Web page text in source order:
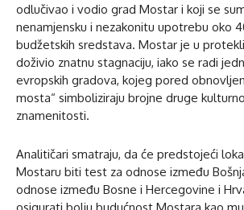
odlučivao i vodio grad Mostar i koji se
nenamjensku i nezakonitu upotrebu oko
budžetskih sredstava. Mostar je u
doživio znatnu stagnaciju, iako se radi
evropskih gradova, kojeg pored
mosta“ simboliziraju brojne druge
znamenitosti.
Analitičari smatraju, da će predstojeći
Mostaru biti test za odnose između
odnose između Bosne i Hercegovine i
osigurati bolju budućnost Mostara kao